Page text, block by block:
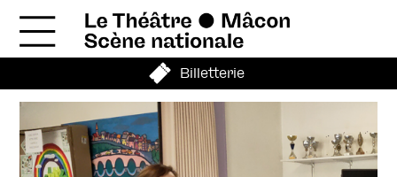
Billetterie